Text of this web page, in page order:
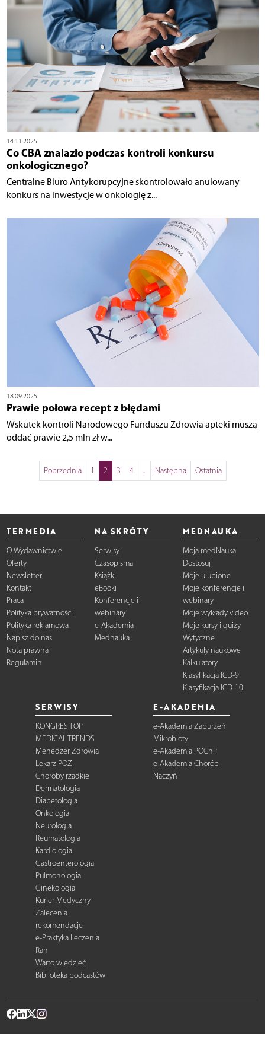
14.11.2025
Co CBA znalazło podczas kontroli konkursu
onkologicznego?
Centralne Biuro Antykorupcyjne skontrolowało anulowany
konkurs na inwestycje w onkologię z...
18.09.2025
Prawie połowa recept z błędami
Wskutek kontroli Narodowego Funduszu Zdrowia apteki muszą
oddać prawie 2,5 mln zł w...
Poprzednia 1 2 3 4 ... Następna Ostatnia
TERMEDIA
O Wydawnictwie
Oferty
Newsletter
Kontakt
Praca
Polityka prywatności
Polityka reklamowa
Napisz do nas
Nota prawna
Regulamin
NA SKRÓTY
Serwisy
Czasopisma
Książki
eBooki
Konferencje i
webinary
e-Akademia
Mednauka
MEDNAUKA
Moja medNauka
Dostosuj
Moje ulubione
Moje konferencje i
webinary
Moje wykłady video
Moje kursy i quizy
Wytyczne
Artykuły naukowe
Kalkulatory
Klasyfikacja ICD-9
Klasyfikacja ICD-10
SERWISY
KONGRES TOP
MEDICAL TRENDS
Menedżer Zdrowia
Lekarz POZ
Choroby rzadkie
Dermatologia
Diabetologia
Onkologia
Neurologia
Reumatologia
Kardiologia
Gastroenterologia
Pulmonologia
Ginekologia
Kurier Medyczny
Zalecenia i
rekomendacje
e-Praktyka Leczenia
Ran
Warto wiedzieć
Biblioteka podcastów
E-AKADEMIA
e-Akademia Zaburzeń
Mikrobioty
e-Akademia POChP
e-Akademia Chorób
Naczyń